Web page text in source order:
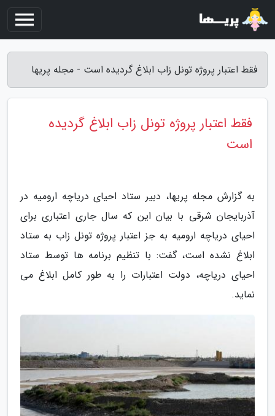
فقط اعتبار پروژه تونل زاب ابلاغ گردیده است - مجله پریها
فقط اعتبار پروژه تونل زاب ابلاغ گردیده
است
به گزارش مجله پریها، دبیر ستاد احیای دریاچه ارومیه در
آذربایجان شرقی با بیان این که سال جاری اعتباری برای
احیای دریاچه ارومیه به جز اعتبار پروژه تونل زاب به ستاد
ابلاغ نشده است، گفت: با تنظیم برنامه ها توسط ستاد
احیای دریاچه، دولت اعتبارات را به طور کامل ابلاغ می
نماید.